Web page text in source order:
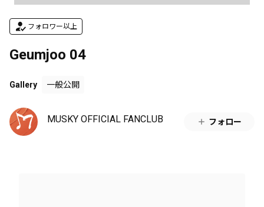
フォロワー以上
Geumjoo 04
Gallery 一般公開
MUSKY OFFICIAL FANCLUB フォロー